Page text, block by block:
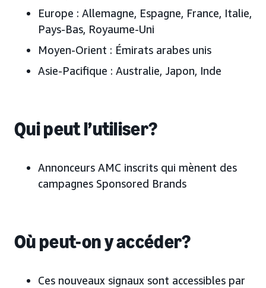
Europe : Allemagne, Espagne, France, Italie,
Pays-Bas, Royaume-Uni
Moyen‑Orient : Émirats arabes unis
Asie-Pacifique : Australie, Japon, Inde
Qui peut l’utiliser?
Annonceurs AMC inscrits qui mènent des
campagnes Sponsored Brands
Où peut-on y accéder?
Ces nouveaux signaux sont accessibles par